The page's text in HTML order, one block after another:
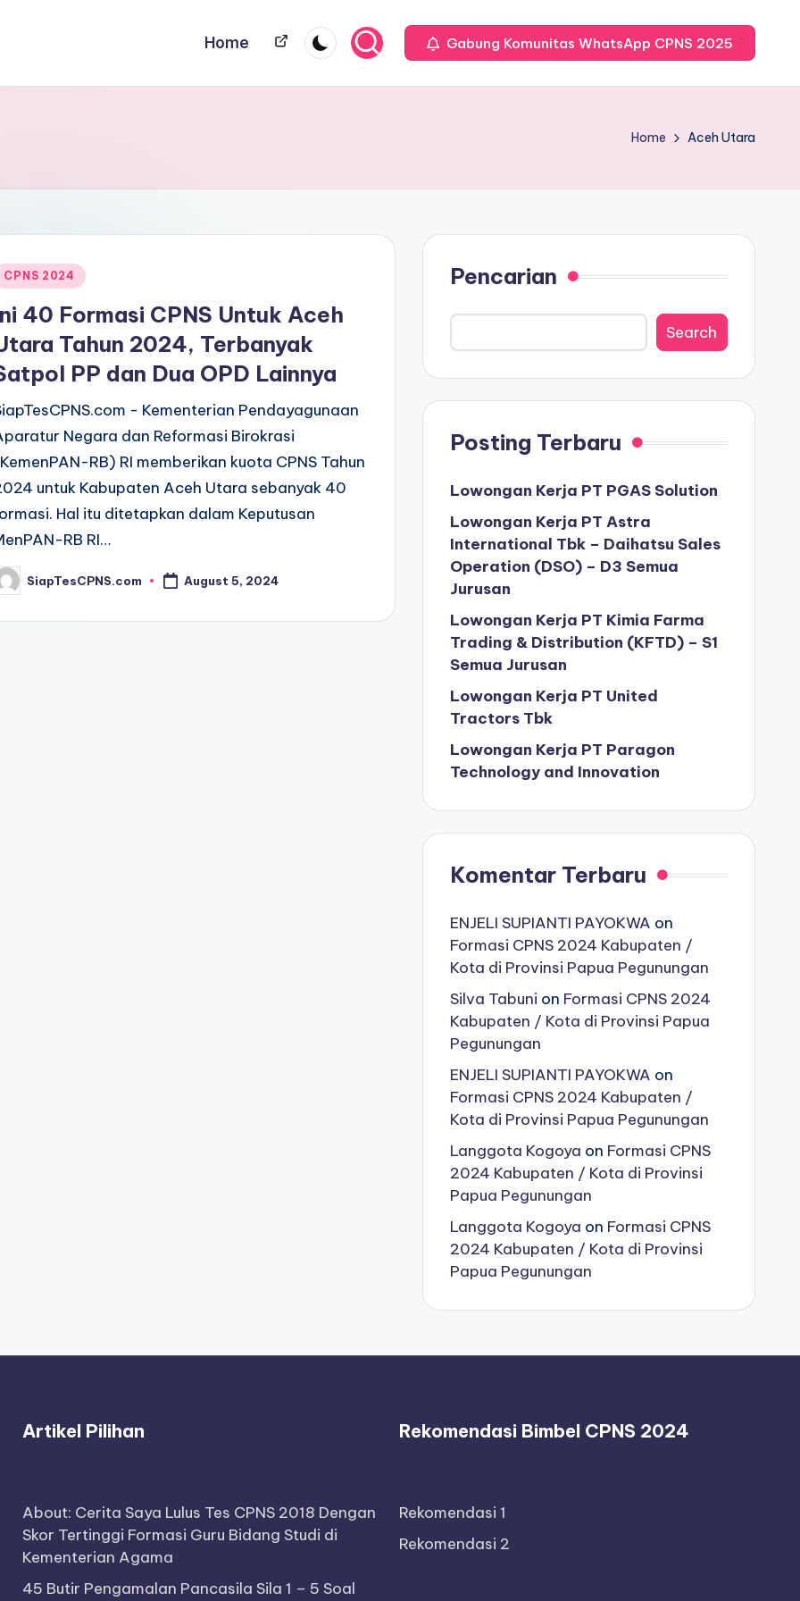
Home Home Gabung Komunitas WhatsApp CPNS 2025
Home Aceh Utara
CPNS 2024
40 Formasi CPNS Untuk Aceh
Tahun 2024, Terbanyak
PP dan Dua OPD Lainnya
- Kementerian Pendayagunaan
Negara dan Reformasi Birokrasi
RB) RI memberikan kuota CPNS Tahun
untuk Kabupaten Aceh Utara sebanyak 40
Hal itu ditetapkan dalam Keputusan
RB RI…
SiapTesCPNS.com August 5, 2024
Pencarian
Search
Posting Terbaru
Lowongan Kerja PT PGAS Solution
Lowongan Kerja PT Astra
International Tbk – Daihatsu Sales
Operation (DSO) – D3 Semua
Jurusan
Lowongan Kerja PT Kimia Farma
Trading & Distribution (KFTD) – S1
Semua Jurusan
Lowongan Kerja PT United
Tractors Tbk
Lowongan Kerja PT Paragon
Technology and Innovation
Komentar Terbaru
ENJELI SUPIANTI PAYOKWA on
Formasi CPNS 2024 Kabupaten /
Kota di Provinsi Papua Pegunungan
Silva Tabuni on Formasi CPNS 2024
Kabupaten / Kota di Provinsi Papua
Pegunungan
ENJELI SUPIANTI PAYOKWA on
Formasi CPNS 2024 Kabupaten /
Kota di Provinsi Papua Pegunungan
Langgota Kogoya on Formasi CPNS
2024 Kabupaten / Kota di Provinsi
Papua Pegunungan
Langgota Kogoya on Formasi CPNS
2024 Kabupaten / Kota di Provinsi
Papua Pegunungan
Artikel Pilihan
About: Cerita Saya Lulus Tes CPNS 2018 Dengan
Skor Tertinggi Formasi Guru Bidang Studi di
Kementerian Agama
45 Butir Pengamalan Pancasila Sila 1 – 5 Soal
Rekomendasi Bimbel CPNS 2024
Rekomendasi 1
Rekomendasi 2